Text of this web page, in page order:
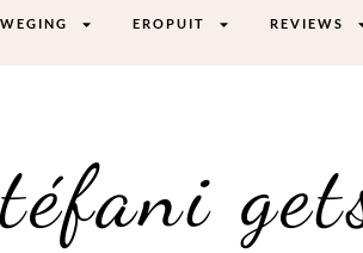
EROPUIT REVIEWS